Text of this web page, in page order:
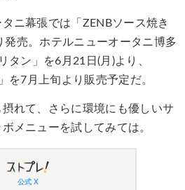
ニ幕張では「ZENBソース焼き
発売。ホテルニューオータニ博多
タン」を6月21日(月)より、
を7月上旬より販売予定だ。
れて、さらに環境にも優しいサ
メニューを試してみては。
公式 X